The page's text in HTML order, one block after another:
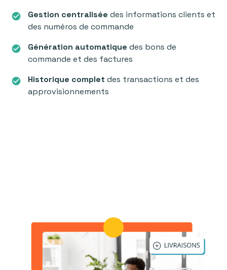
check_circle Gestion centralisée des informations clients et
des numéros de commande
check_circle Génération automatiquedes bons de
commande et des factures
check_circle Historique completdes transactions et des
approvisionnements